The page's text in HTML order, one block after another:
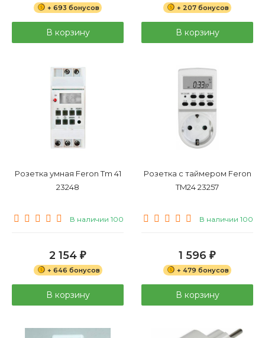
+ 693 бонусов
В корзину
+ 207 бонусов
В корзину
Розетка умная Feron Tm 41
23248
В наличии 100
2 154 ₽
+ 646 бонусов
В корзину
Розетка с таймером Feron
TM24 23257
В наличии 100
1 596 ₽
+ 479 бонусов
В корзину